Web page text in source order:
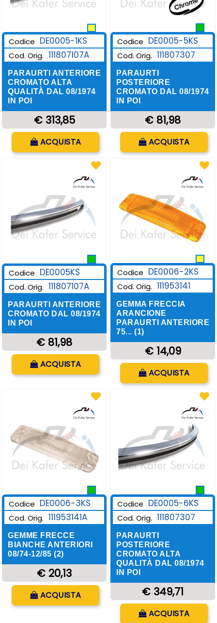
Codice DE0005-1KS
Cod. Orig. 111807107A
PARAURTI ANTERIORE
CROMATO ALTA
QUALITÀ DAL 08/1974
IN POI
€ 313,85
Quantità
ACQUISTA
Codice DE0005-5KS
Cod. Orig. 111807307
PARAURTI
POSTERIORE
CROMATO DAL 08/1974
IN POI
€ 81,98
Quantità
ACQUISTA
Codice DE0005KS
Cod. Orig. 111807107A
PARAURTI ANTERIORE
CROMATO DAL 08/1974
IN POI
€ 81,98
ACQUISTA
Codice DE0006-2KS
Cod. Orig. 111953141
GEMMA FRECCIA
ARANCIONE
PARAURTI ANTERIORE
75... (1)
€ 14,09
Quantità
ACQUISTA
Codice DE0006-3KS
Cod. Orig. 111953141A
GEMME FRECCE
BIANCHE ANTERIORI
08/74-12/85 (2)
€ 20,13
ACQUISTA
Codice DE0005-6KS
Cod. Orig. 111807307
PARAURTI
POSTERIORE
CROMATO ALTA
QUALITÀ DAL 08/1974
IN POI
€ 349,71
ACQUISTA